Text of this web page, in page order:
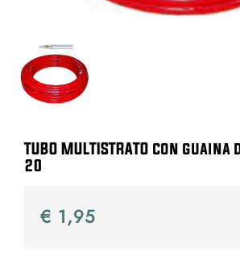
TUBO MULTISTRATO con
20
€ 1,95